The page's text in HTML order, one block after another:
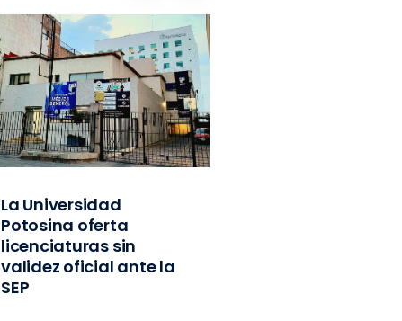
La Universidad
Potosina oferta
licenciaturas sin
validez oficial ante la
SEP